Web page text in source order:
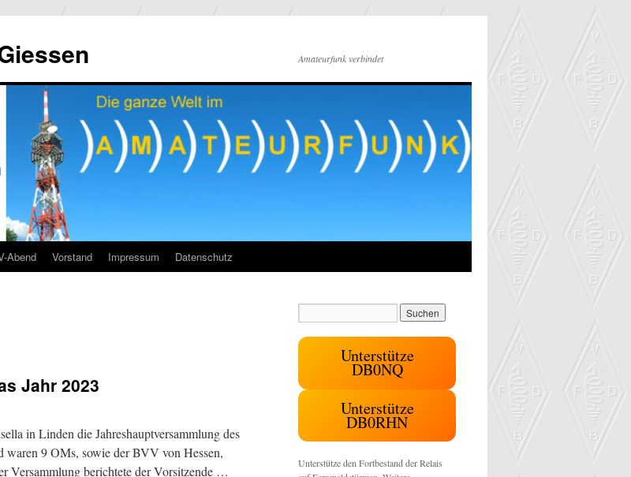
Amateurfunk verbindet
Abend Vorstand Impressum Datenschutz
Jahr 2023
in Linden die Jahreshauptversammlung des
9 OMs, sowie der BVV von Hessen,
Versammlung berichtete der Vorsitzende …
Unterstütze
DB0NQ
Unterstütze
DB0RHN
Unterstütze den Fortbestand der Relais